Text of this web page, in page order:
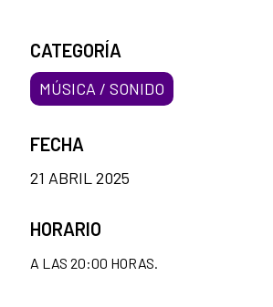
CATEGORÍA
MÚSICA / SONIDO
FECHA
21 ABRIL 2025
HORARIO
A LAS 20:00 HORAS.